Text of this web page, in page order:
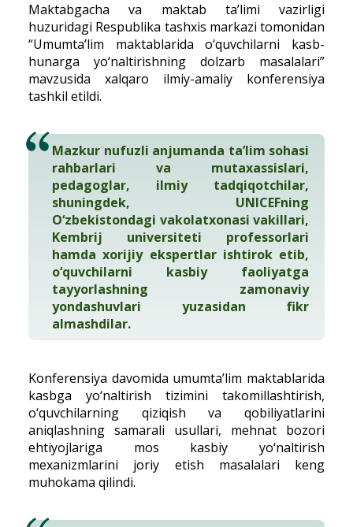
Maktabgacha va maktab ta’limi vazirligi
huzuridagi Respublika tashxis markazi tomonidan
“Umumta’lim maktablarida o‘quvchilarni kasb-
hunarga yo‘naltirishning dolzarb masalalari”
mavzusida xalqaro ilmiy-amaliy konferensiya
tashkil etildi.
Mazkur nufuzli anjumanda ta’lim sohasi
rahbarlari va mutaxassislari,
pedagoglar, ilmiy tadqiqotchilar,
shuningdek, UNICEFning
O‘zbekistondagi vakolatxonasi vakillari,
Kembrij universiteti professorlari
hamda xorijiy ekspertlar ishtirok etib,
o‘quvchilarni kasbiy faoliyatga
tayyorlashning zamonaviy
yondashuvlari yuzasidan fikr
almashdilar.
Konferensiya davomida umumta’lim maktablarida
kasbga yo‘naltirish tizimini takomillashtirish,
o‘quvchilarning qiziqish va qobiliyatlarini
aniqlashning samarali usullari, mehnat bozori
ehtiyojlariga mos kasbiy yo‘naltirish
mexanizmlarini joriy etish masalalari keng
muhokama qilindi.